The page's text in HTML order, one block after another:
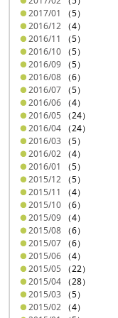
2017/01
（5）
2016/12 （4）
2016/11
（5）
2016/10 （5）
2016/09 （5）
2016/08 （6）
2016/07 （5）
2016/06 （4）
2016/05 （24）
2016/04 （24）
2016/03 （5）
2016/02 （4）
2016/01
（5）
2015/12 （5）
2015/11
（4）
2015/10 （6）
2015/09 （4）
2015/08 （6）
2015/07 （6）
2015/06 （4）
2015/05 （22）
2015/04 （28）
2015/03 （5）
2015/02 （4）